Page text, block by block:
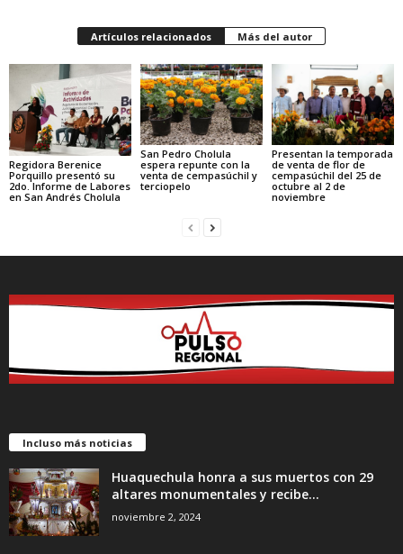
Artículos relacionados Más del autor
Regidora Berenice
Porquillo presentó su
2do. Informe de Labores
en San Andrés Cholula
San Pedro Cholula
espera repunte con la
venta de cempasúchil y
terciopelo
Presentan la temporada
de venta de flor de
cempasúchil del 25 de
octubre al 2 de
noviembre
Incluso más noticias
Huaquechula honra a sus muertos con 29
altares monumentales y recibe...
noviembre 2, 2024